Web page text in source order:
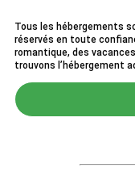
Tous les hébergements
réservés en toute
romantique, des
trouvons l’hébergement